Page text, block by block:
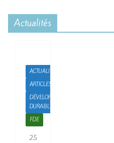
Actualités
ACTUALITÉS
ARTICLES
DÉVELOPPEMENT
DURABLE
FDE
25